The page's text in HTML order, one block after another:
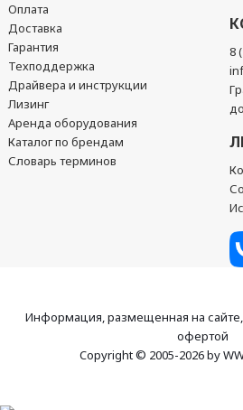
Оплата
Доставка
Гарантия
Техподдержка
Драйвера и инструкции
Лизинг
Аренда оборудования
Каталог по брендам
Словарь терминов
8
Информация, размещенная на сайте,
офертой
Copyright © 2005-2026 by